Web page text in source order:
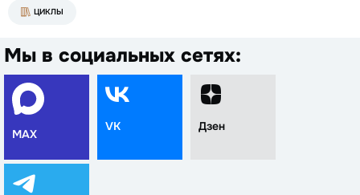
ЦИКЛЫ
Мы в социальных сетях:
MAX
VK Дзен